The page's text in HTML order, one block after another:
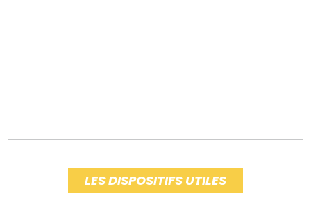
LES DISPOSITIFS UTILES